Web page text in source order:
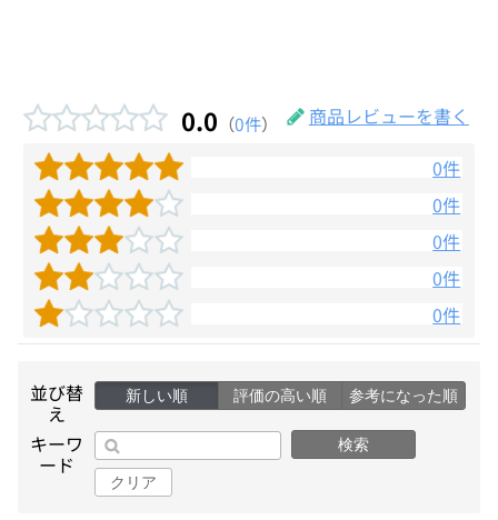
0.0 （0件）
商品レビューを書く
0件
0件
0件
0件
0件
並び替
え
新しい順 評価の高い順 参考になった順
キーワ
ード
検索
クリア